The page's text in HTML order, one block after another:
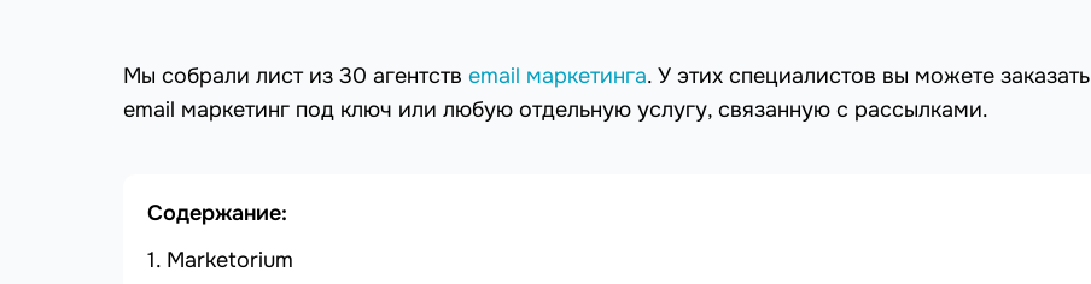
Мы собрали лист из 30 агентств email маркетинга. У этих специалистов вы можете заказать
email маркетинг под ключ или любую отдельную услугу, связанную с рассылками.
Содержание:
Marketorium